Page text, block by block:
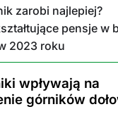
zarobi najlepiej?
pensje w
2023 roku
wpływają na
górników